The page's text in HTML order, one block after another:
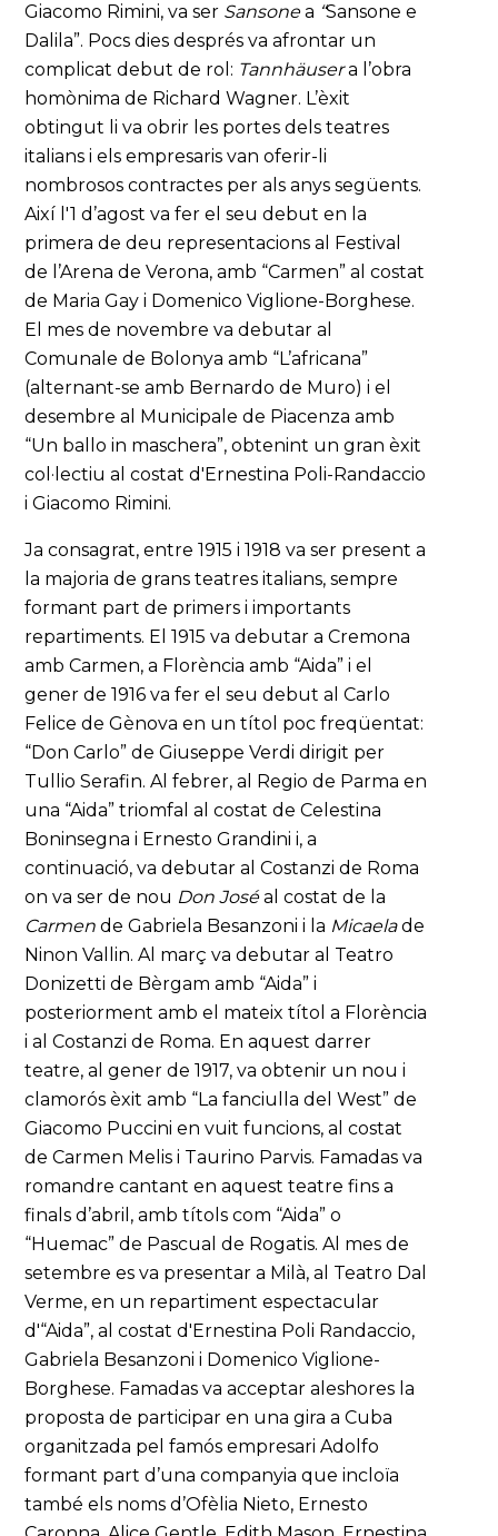
Giacomo Rimini, va ser Sansonea “Sansone e
Dalila”. Pocs dies després va afrontar un
complicat debut de rol: Tannhäusera l’obra
homònima de Richard Wagner. L’èxit
obtingut li va obrir les portes dels teatres
italians i els empresaris van oferir-li
nombrosos contractes per als anys següents.
Així l'1 d’agost va fer el seu debut en la
primera de deu representacions al Festival
de l’Arena de Verona, amb “Carmen” al costat
de Maria Gay i Domenico Viglione-Borghese.
El mes de novembre va debutar al
Comunale de Bolonya amb “L’africana”
(alternant-se amb Bernardo de Muro) i el
desembre al Municipale de Piacenza amb
“Un ballo in maschera”, obtenint un gran èxit
col·lectiu al costat d'Ernestina Poli-Randaccio
i Giacomo Rimini.
Ja consagrat, entre 1915 i 1918 va ser present a
la majoria de grans teatres italians, sempre
formant part de primers i importants
repartiments. El 1915 va debutar a Cremona
amb Carmen, a Florència amb “Aida” i el
gener de 1916 va fer el seu debut al Carlo
Felice de Gènova en un títol poc freqüentat:
“Don Carlo” de Giuseppe Verdi dirigit per
Tullio Serafin. Al febrer, al Regio de Parma en
una “Aida” triomfal al costat de Celestina
Boninsegna i Ernesto Grandini i, a
continuació, va debutar al Costanzi de Roma
on va ser de nou Don Joséal costat de la
Carmende Gabriela Besanzoni i la Micaelade
Ninon Vallin. Al març va debutar al Teatro
Donizetti de Bèrgam amb “Aida” i
posteriorment amb el mateix títol a Florència
i al Costanzi de Roma. En aquest darrer
teatre, al gener de 1917, va obtenir un nou i
clamorós èxit amb “La fanciulla del West” de
Giacomo Puccini en vuit funcions, al costat
de Carmen Melis i Taurino Parvis. Famadas va
romandre cantant en aquest teatre fins a
finals d’abril, amb títols com “Aida” o
“Huemac” de Pascual de Rogatis. Al mes de
setembre es va presentar a Milà, al Teatro Dal
Verme, en un repartiment espectacular
d'“Aida”, al costat d'Ernestina Poli Randaccio,
Gabriela Besanzoni i Domenico Viglione-
Borghese. Famadas va acceptar aleshores la
proposta de participar en una gira a Cuba
organitzada pel famós empresari Adolfo
formant part d’una companyia que incloïa
també els noms d’Ofèlia Nieto, Ernesto